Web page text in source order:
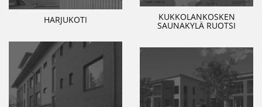
KUKKOLANKOSKEN
SAUNAKYLÄ RUOTSI
HARJUKOTI